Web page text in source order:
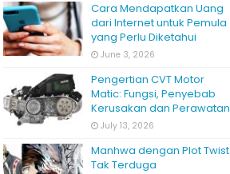
Cara Mendapatkan Uang
dari Internet untuk Pemula
yang Perlu Diketahui
June 3, 2026
Pengertian CVT Motor
Matic: Fungsi, Penyebab
Kerusakan dan Perawatan
July 13, 2026
Manhwa dengan Plot Twist
Tak Terduga